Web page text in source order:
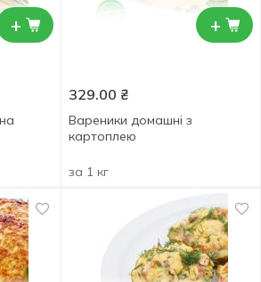
+ +
329.00 ₴
Вареники домашні з
картоплею
за 1 кг